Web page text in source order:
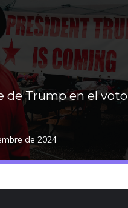
de Trump en el voto
de 2024